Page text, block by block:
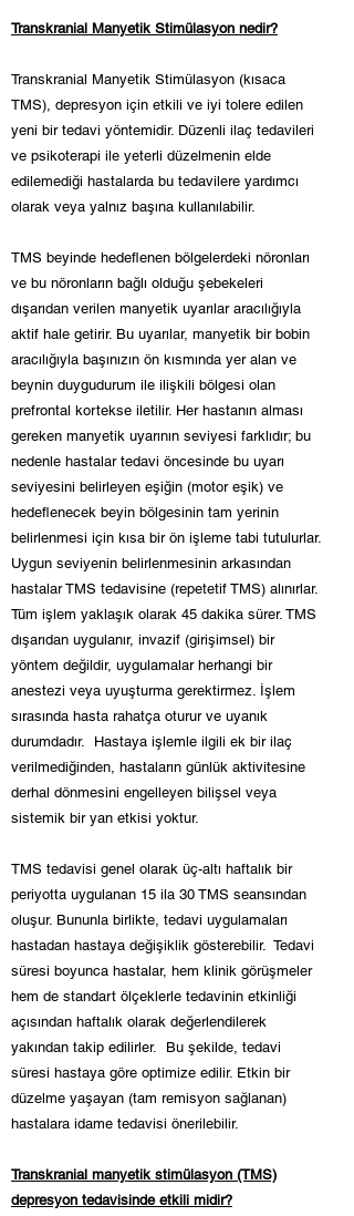
Transkranial Manyetik Stimülasyon nedir?
Transkranial Manyetik Stimülasyon (kısaca
TMS), depresyon için etkili ve iyi tolere edilen
yeni bir tedavi yöntemidir. Düzenli ilaç tedavileri
ve psikoterapi ile yeterli düzelmenin elde
edilemediği hastalarda bu tedavilere yardımcı
olarak veya yalnız başına kullanılabilir.
TMS beyinde hedeflenen bölgelerdeki nöronları
ve bu nöronların bağlı olduğu şebekeleri
dışarıdan verilen manyetik uyarılar aracılığıyla
aktif hale getirir. Bu uyarılar, manyetik bir bobin
aracılığıyla başınızın ön kısmında yer alan ve
beynin duygudurum ile ilişkili bölgesi olan
prefrontal kortekse iletilir. Her hastanın alması
gereken manyetik uyarının seviyesi farklıdır; bu
nedenle hastalar tedavi öncesinde bu uyarı
seviyesini belirleyen eşiğin (motor eşik) ve
hedeflenecek beyin bölgesinin tam yerinin
belirlenmesi için kısa bir ön işleme tabi tutulurlar.
Uygun seviyenin belirlenmesinin arkasından
hastalar TMS tedavisine (repetetif TMS) alınırlar.
Tüm işlem yaklaşık olarak 45 dakika sürer. TMS
dışarıdan uygulanır, invazif (girişimsel) bir
yöntem değildir, uygulamalar herhangi bir
anestezi veya uyuşturma gerektirmez. İşlem
sırasında hasta rahatça oturur ve uyanık
durumdadır. Hastaya işlemle ilgili ek bir ilaç
verilmediğinden, hastaların günlük aktivitesine
derhal dönmesini engelleyen bilişsel veya
sistemik bir yan etkisi yoktur.
TMS tedavisi genel olarak üç-altı haftalık bir
periyotta uygulanan 15 ila 30 TMS seansından
oluşur. Bununla birlikte, tedavi uygulamaları
hastadan hastaya değişiklik gösterebilir. Tedavi
süresi boyunca hastalar, hem klinik görüşmeler
hem de standart ölçeklerle tedavinin etkinliği
açısından haftalık olarak değerlendilerek
yakından takip edilirler. Bu şekilde, tedavi
süresi hastaya göre optimize edilir. Etkin bir
düzelme yaşayan (tam remisyon sağlanan)
hastalara idame tedavisi önerilebilir.
Transkranial manyetik stimülasyon (TMS)
depresyon tedavisinde etkili midir?